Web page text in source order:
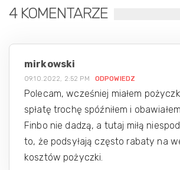
4 KOMENTARZE
mirkowski
09.10.2022, 2:52 PM ODPOWIEDZ
Polecam, wcześniej miałem
spłatę trochę spóźniłem i
Finbo nie dadzą, a tutaj miłą
to, że podsyłają często rabaty na
kosztów pożyczki.